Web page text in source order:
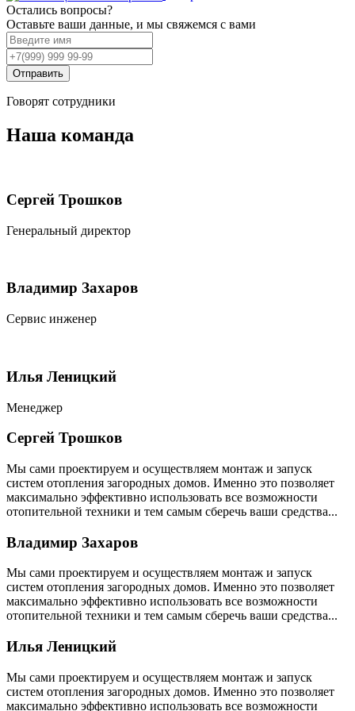
Остались вопросы?
Оставьте ваши данные, и мы свяжемся с вами
Отправить
Говорят сотрудники
Наша команда
Сергей Трошков
Генеральный директор
Владимир Захаров
Сервис инженер
Илья Леницкий
Менеджер
Сергей Трошков
Мы сами проектируем и осуществляем монтаж и запуск
систем отопления загородных домов. Именно это позволяет
максимально эффективно использовать все возможности
отопительной техники и тем самым сберечь ваши средства...
Владимир Захаров
Мы сами проектируем и осуществляем монтаж и запуск
систем отопления загородных домов. Именно это позволяет
максимально эффективно использовать все возможности
отопительной техники и тем самым сберечь ваши средства...
Илья Леницкий
Мы сами проектируем и осуществляем монтаж и запуск
систем отопления загородных домов. Именно это позволяет
максимально эффективно использовать все возможности